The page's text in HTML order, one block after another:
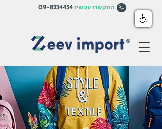
התקשרו עכשיו09-8334454